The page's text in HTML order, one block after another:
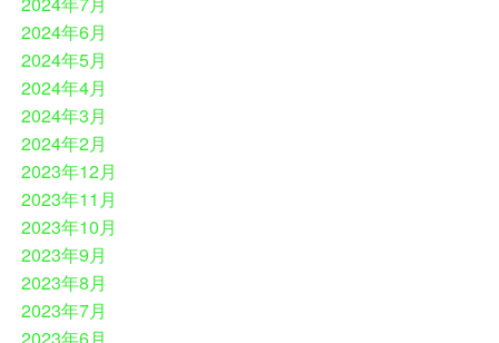
2024年6月
2024年5月
2024年4月
2024年3月
2024年2月
2023年12月
2023年11月
2023年10月
2023年9月
2023年8月
2023年7月
2023年6月